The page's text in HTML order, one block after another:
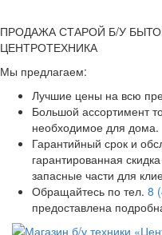
ПРОДАЖА СТАРОЙ Б/У
ЦЕНТРОТЕХНИКА
Мы предлагаем:
Лучшие цены на всю
Большой ассортимент
необходимое для дома.
Гарантийный срок и
гарантированная
запасные части для
Обращайтесь по тел. 8
предоставлена